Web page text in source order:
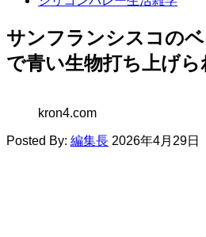
サンフランシスコの
で青い生物打ち上げら
kron4.com
Posted By: 編集長 2026年4月29日